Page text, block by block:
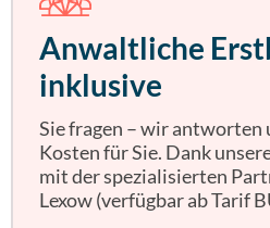
Anwaltliche
inklusive
Sie fragen – wir antworten
Kosten für Sie. Dank
mit der spezialisierten
Lexow (verfügbar ab Tarif